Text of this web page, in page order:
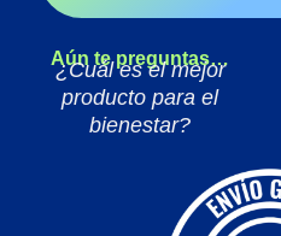
Aún te preguntas…
¿Cuál es el mejor
producto para el
bienestar?